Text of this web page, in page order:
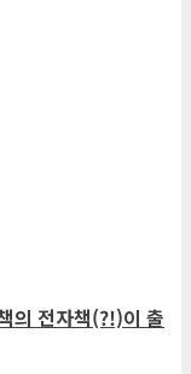
의 전자책(?!)이 출